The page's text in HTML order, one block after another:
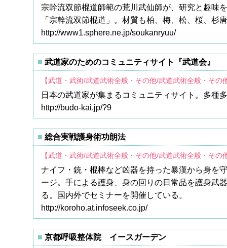
宗幹流双節棍道師範の荒川武仙師が、研究と趣味
「宗幹流双節棍道」。材質も柏、梅、松、桜、
http://www1.sphere.ne.jp/soukanryuu/
武道家のためのコミュニティサイト『武道会』
【武道・武術/武道武術全般・その他/武道武術全般・その
日本の武道家が集まるコミュニティサイト。多種
http://budo-kai.jp/?9
総合実戦護身術功朗法
【武道・武術/武道武術全般・その他/武道武術全般・その
ナイフ・銃・棍棒など凶器を持った暴漢から身を
ージ。手による護身、身の回りの日常品を護身武
る。国内外でセミナーを開催している。
http://koroho.at.infoseek.co.jp/
京都呼吸整体院 イースガーデン